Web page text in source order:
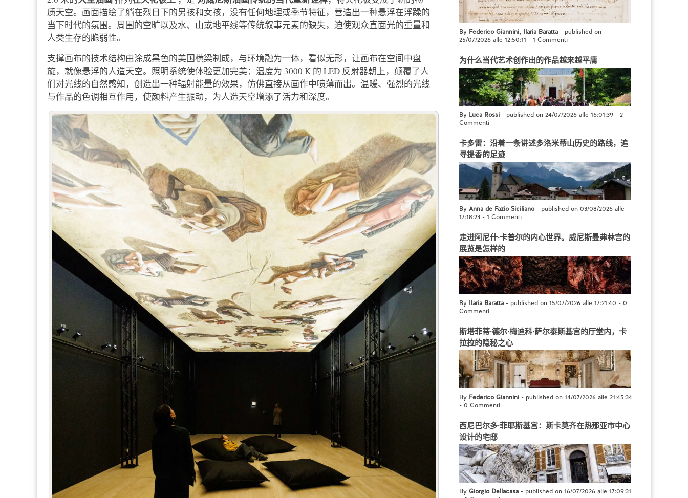
质天空。画面描绘了躺在烈日下的男孩和女孩，没有任何地理或季节特征，营造出一种悬浮在浮躁的
当下时代的氛围。周围的空旷以及水、山或地平线等传统叙事元素的缺失，迫使观众直面光的重量和
人类生存的脆弱性。
支撑画布的技术结构由涂成黑色的美国横梁制成，与环境融为一体，看似无形，让画布在空间中盘
旋，就像悬浮的人造天空。照明系统使体验更加完美：温度为 3000 K 的 LED 反射器朝上，颠覆了人
们对光线的自然感知，创造出一种辐射能量的效果，仿佛直接从画作中喷薄而出。温暖、强烈的光线
与作品的色调相互作用，使颜料产生振动，为人造天空增添了活力和深度。
By Federico Giannini, Ilaria Baratta - published on
25/07/2026 alle 12:50:11 - 1 Commenti
为什么当代艺术创作出的作品越来越平庸
By Luca Rossi - published on 24/07/2026 alle 16:01:39 - 2
Commenti
卡多雷：沿着一条讲述多洛米蒂山历史的路线，追
寻提香的足迹
By Anna de Fazio Siciliano- published on 03/08/2026 alle
17:18:23 - 1 Commenti
走进阿尼什·卡普尔的内心世界。威尼斯曼弗林宫的
展览是怎样的
By Ilaria Baratta - published on 15/07/2026 alle 17:21:40 - 0
Commenti
斯塔菲蒂·德尔·梅迪科·萨尔泰斯基宫的厅堂内，卡
拉拉的隐秘之心
By Federico Giannini - published on 14/07/2026 alle 21:45:34
- 0 Commenti
西尼巴尔多·菲耶斯基宫：斯卡莫齐在热那亚市中心
设计的宅邸
By Giorgio Dellacasa - published on 16/07/2026 alle 17:09:31